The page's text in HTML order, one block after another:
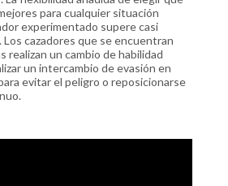
para cualquier situación
experimentado supere casi
cazadores que se encuentran
realizan un cambio de habilidad
un intercambio de evasión en
evitar el peligro o reposicionarse